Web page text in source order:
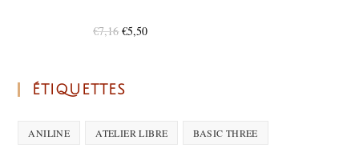
€7,16 €5,50
ÉTIQUETTES
ANILINE ATELIER LIBRE BASIC THREE